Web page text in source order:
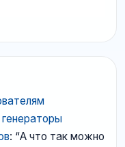
: “А что так можно